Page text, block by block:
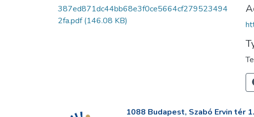
387ed871dc44bb68e3f0ce5664cf279523494
2fa.pdf(146.08 KB)
1088 Budapest, Szabó Ervin tér 1.